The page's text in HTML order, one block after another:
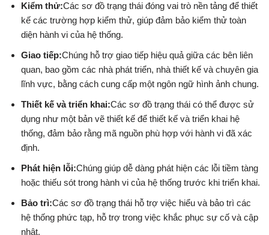
Kiểm thử:Các sơ đồ trạng thái đóng vai trò nền tảng để thiết
kế các trường hợp kiểm thử, giúp đảm bảo kiểm thử toàn
diện hành vi của hệ thống.
Giao tiếp:Chúng hỗ trợ giao tiếp hiệu quả giữa các bên liên
quan, bao gồm các nhà phát triển, nhà thiết kế và chuyên gia
lĩnh vực, bằng cách cung cấp một ngôn ngữ hình ảnh chung.
Thiết kế và triển khai:Các sơ đồ trạng thái có thể được sử
dụng như một bản vẽ thiết kế để thiết kế và triển khai hệ
thống, đảm bảo rằng mã nguồn phù hợp với hành vi đã xác
định.
Phát hiện lỗi:Chúng giúp dễ dàng phát hiện các lỗi tiềm tàng
hoặc thiếu sót trong hành vi của hệ thống trước khi triển khai.
Bảo trì:Các sơ đồ trạng thái hỗ trợ việc hiểu và bảo trì các
hệ thống phức tạp, hỗ trợ trong việc khắc phục sự cố và cập
nhật.